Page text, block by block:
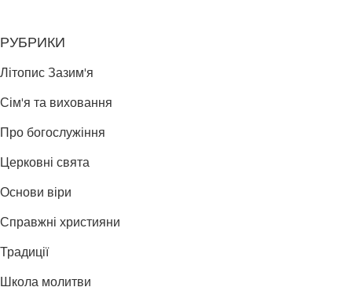
РУБРИКИ
Літопис Зазим'я
Сім'я та виховання
Про богослужіння
Церковні свята
Основи віри
Справжні християни
Традиції
Школа молитви